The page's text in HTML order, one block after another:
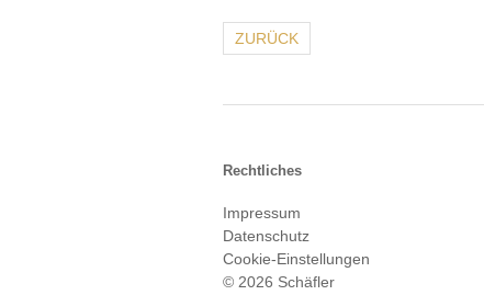
ZURÜCK
Rechtliches
Impressum
Datenschutz
Cookie-Einstellungen
© 2026 Schäfler